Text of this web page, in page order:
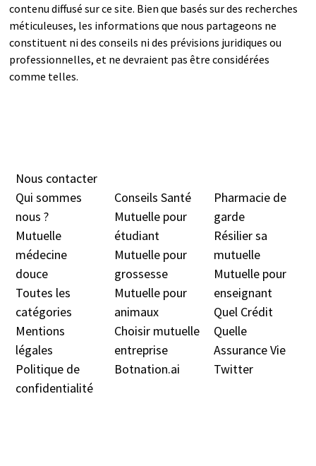
contenu diffusé sur ce site. Bien que basés sur des recherches
méticuleuses, les informations que nous partageons ne
constituent ni des conseils ni des prévisions juridiques ou
professionnelles, et ne devraient pas être considérées
comme telles.
Nous contacter
Qui sommes
nous ?
Mutuelle
médecine
douce
Toutes les
catégories
Mentions
légales
Politique de
confidentialité
Conseils Santé
Mutuelle pour
étudiant
Mutuelle pour
grossesse
Mutuelle pour
animaux
Choisir mutuelle
entreprise
Botnation.ai
Pharmacie de
garde
Résilier sa
mutuelle
Mutuelle pour
enseignant
Quel Crédit
Quelle
Assurance Vie
Twitter